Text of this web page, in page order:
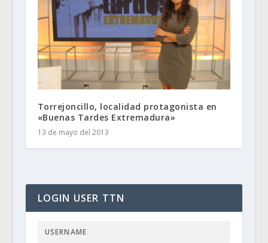
Torrejoncillo, localidad protagonista en
«Buenas Tardes Extremadura»
13 de mayo del 2013
LOGIN USER TTN